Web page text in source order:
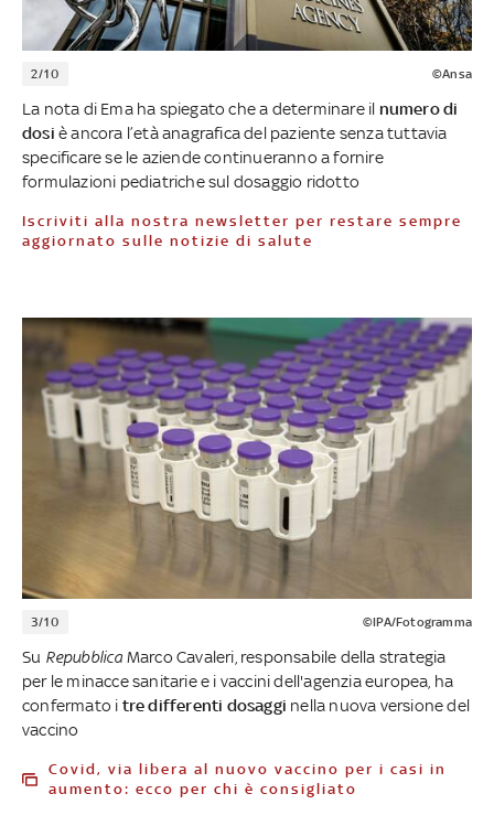
2/10 ©Ansa
La nota di Ema ha spiegato che a determinare il numero di
dosi è ancora l’età anagrafica del paziente senza tuttavia
specificare se le aziende continueranno a fornire
formulazioni pediatriche sul dosaggio ridotto
Iscriviti alla nostra newsletter per restare sempre
aggiornato sulle notizie di salute
3/10 ©IPA/Fotogramma
Su Repubblica Marco Cavaleri, responsabile della strategia
per le minacce sanitarie e i vaccini dell'agenzia europea, ha
confermato i tre differenti dosaggi nella nuova versione del
vaccino
Covid, via libera al nuovo vaccino per i casi in
aumento: ecco per chi è consigliato